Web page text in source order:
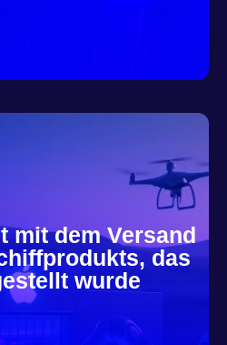
mit dem Versand
das
wurde